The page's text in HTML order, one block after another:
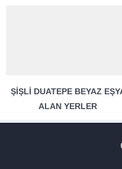
ŞIŞLI DUATEPE BEYAZ
ALAN YERLER